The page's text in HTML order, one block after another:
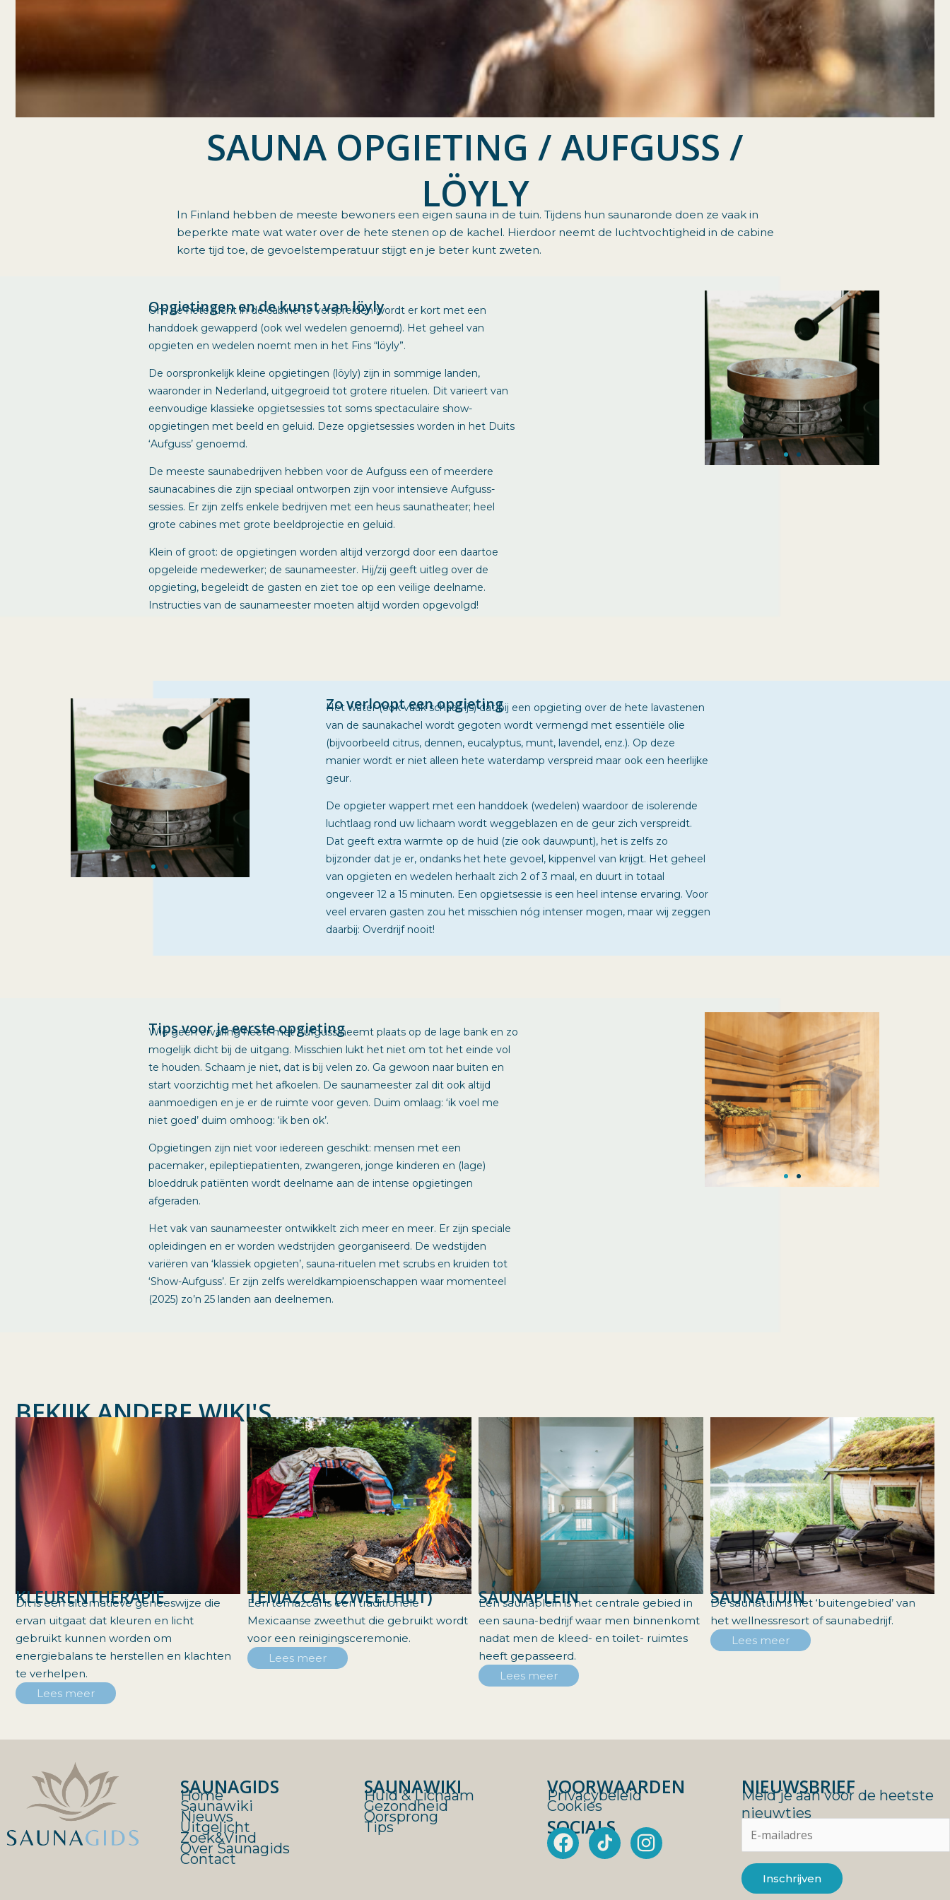
SAUNA OPGIETING / AUFGUSS /
LÖYLY
In Finland hebben de meeste bewoners een eigen sauna in de tuin. Tijdens hun saunaronde doen ze vaak in
beperkte mate wat water over de hete stenen op de kachel. Hierdoor neemt de luchtvochtigheid in de cabine
korte tijd toe, de gevoelstemperatuur stijgt en je beter kunt zweten.
Opgietingen en de kunst van löyly
Om de hete lucht in de cabine te verspreiden wordt er kort met een
handdoek gewapperd (ook wel wedelen genoemd). Het geheel van
opgieten en wedelen noemt men in het Fins “löyly”.
De oorspronkelijk kleine opgietingen (löyly) zijn in sommige landen,
waaronder in Nederland, uitgegroeid tot grotere rituelen. Dit varieert van
eenvoudige klassieke opgietsessies tot soms spectaculaire show-
opgietingen met beeld en geluid. Deze opgietsessies worden in het Duits
‘Aufguss’ genoemd.
De meeste saunabedrijven hebben voor de Aufguss een of meerdere
saunacabines die zijn speciaal ontworpen zijn voor intensieve Aufguss-
sessies. Er zijn zelfs enkele bedrijven met een heus saunatheater; heel
grote cabines met grote beeldprojectie en geluid.
Klein of groot: de opgietingen worden altijd verzorgd door een daartoe
opgeleide medewerker; de saunameester. Hij/zij geeft uitleg over de
opgieting, begeleidt de gasten en ziet toe op een veilige deelname.
Instructies van de saunameester moeten altijd worden opgevolgd!
Zo verloopt een opgieting
Het water (ook vaak schaaf-ijs) dat bij een opgieting over de hete lavastenen
van de saunakachel wordt gegoten wordt vermengd met essentiële olie
(bijvoorbeeld citrus, dennen, eucalyptus, munt, lavendel, enz.). Op deze
manier wordt er niet alleen hete waterdamp verspreid maar ook een heerlijke
geur.
De opgieter wappert met een handdoek (wedelen) waardoor de isolerende
luchtlaag rond uw lichaam wordt weggeblazen en de geur zich verspreidt.
Dat geeft extra warmte op de huid (zie ook dauwpunt), het is zelfs zo
bijzonder dat je er, ondanks het hete gevoel, kippenvel van krijgt. Het geheel
van opgieten en wedelen herhaalt zich 2 of 3 maal, en duurt in totaal
ongeveer 12 a 15 minuten. Een opgietsessie is een heel intense ervaring. Voor
veel ervaren gasten zou het misschien nóg intenser mogen, maar wij zeggen
daarbij: Overdrijf nooit!
Tips voor je eerste opgieting
Wie geen ervaring heeft met Aufguss neemt plaats op de lage bank en zo
mogelijk dicht bij de uitgang. Misschien lukt het niet om tot het einde vol
te houden. Schaam je niet, dat is bij velen zo. Ga gewoon naar buiten en
start voorzichtig met het afkoelen. De saunameester zal dit ook altijd
aanmoedigen en je er de ruimte voor geven. Duim omlaag: ‘ik voel me
niet goed’ duim omhoog: ‘ik ben ok’.
Opgietingen zijn niet voor iedereen geschikt: mensen met een
pacemaker, epileptiepatienten, zwangeren, jonge kinderen en (lage)
bloeddruk patiënten wordt deelname aan de intense opgietingen
afgeraden.
Het vak van saunameester ontwikkelt zich meer en meer. Er zijn speciale
opleidingen en er worden wedstrijden georganiseerd. De wedstijden
variëren van ‘klassiek opgieten’, sauna-rituelen met scrubs en kruiden tot
‘Show-Aufguss’. Er zijn zelfs wereldkampioenschappen waar momenteel
(2025) zo’n 25 landen aan deelnemen.
BEKIJK ANDERE WIKI'S
KLEURENTHERAPIE
Dit is een alternatieve geneeswijze die
ervan uitgaat dat kleuren en licht
gebruikt kunnen worden om
energiebalans te herstellen en klachten
te verhelpen.
Lees meer
TEMAZCAL (ZWEETHUT)
Een temazcal is een traditionele
Mexicaanse zweethut die gebruikt wordt
voor een reinigingsceremonie.
Lees meer
SAUNAPLEIN
Een saunaplein is het centrale gebied in
een sauna-bedrijf waar men binnenkomt
nadat men de kleed- en toilet- ruimtes
heeft gepasseerd.
Lees meer
SAUNATUIN
De saunatuin is het ‘buitengebied’ van
het wellnessresort of saunabedrijf.
Lees meer
SAUNAGIDS
Home
Saunawiki
Nieuws
Uitgelicht
Zoek&Vind
Over Saunagids
Contact
SAUNAWIKI
Huid & Lichaam
Gezondheid
Oorsprong
Tips
VOORWAARDEN
Privacybeleid
Cookies
SOCIALS
F
a
I
n
NIEUWSBRIEF
Meld je aan voor de heetste
nieuwtjes